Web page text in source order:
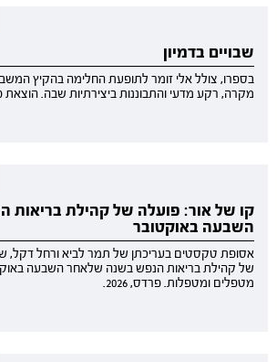
שבויים בדמיון
בספרו, צולל אלי זומר לתופעת החלימה בהקיץ
מקרה, רקע מדעי והתבוננות ביצירתיות שבה. הוצאת
קו של אור: פועלה של קהילת בריאות
השבעה באוקטובר
אסופת טקסטים בעריכתן של תמר לביא ורחל דקל,
של קהילת בריאות הנפש בשנה שלאחר השבעה
מטפלים ומטפלות. פרדס, 2026.